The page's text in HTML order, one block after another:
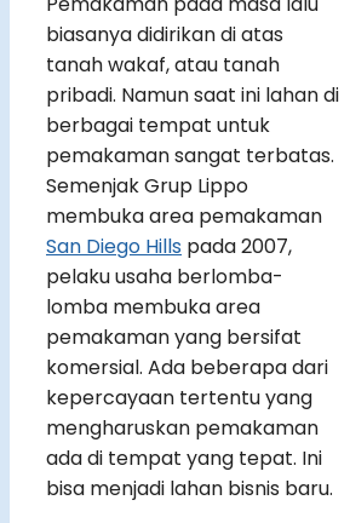
biasanya didirikan di atas
tanah wakaf, atau tanah
pribadi. Namun saat ini lahan di
berbagai tempat untuk
pemakaman sangat terbatas.
Semenjak Grup Lippo
membuka area pemakaman
San Diego Hills pada 2007,
pelaku usaha berlomba-
lomba membuka area
pemakaman yang bersifat
komersial. Ada beberapa dari
kepercayaan tertentu yang
mengharuskan pemakaman
ada di tempat yang tepat. Ini
bisa menjadi lahan bisnis baru.